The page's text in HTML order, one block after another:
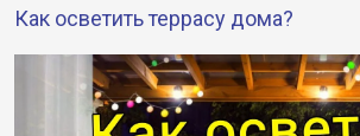
Как осветить террасу дома?